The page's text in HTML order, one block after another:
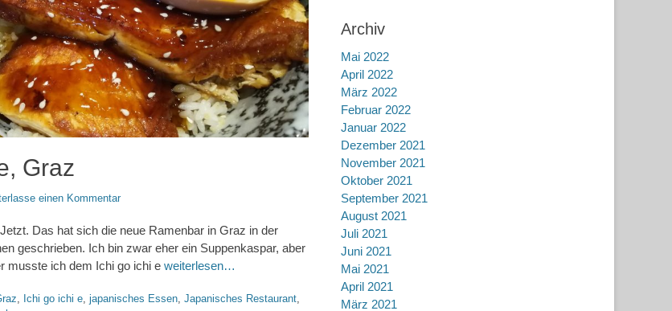
Graz
einen Kommentar
Das hat sich die neue Ramenbar in Graz in der
geschrieben. Ich bin zwar eher ein Suppenkaspar, aber
musste ich dem Ichi go ichi e weiterlesen…
Ichi go ichi e japanisches Essen Japanisches Restaurant
Archiv
Mai 2022
April 2022
März 2022
Februar 2022
Januar 2022
Dezember 2021
November 2021
Oktober 2021
September 2021
August 2021
Juli 2021
Juni 2021
Mai 2021
April 2021
März 2021